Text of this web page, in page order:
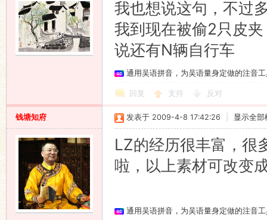
我也想说这句，不过
我到现在被偷2只皮
说还有N辆自行车
通用吴语拼音，为吴语量身定做的注音
回复 支持 反对
钱塘知府 发表于 2009-4-8 17:42:26 显示全部
LZ的经历很丰富，很
啦，以上素材可改变
通用吴语拼音，为吴语量身定做的注音